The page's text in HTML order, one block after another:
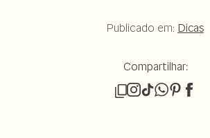
Publicado em: Dicas
Compartilhar: